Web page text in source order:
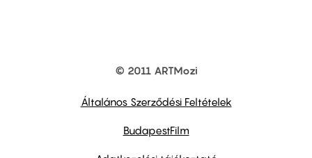
© 2011 ARTMozi
Általános Szerződési Feltételek
BudapestFilm